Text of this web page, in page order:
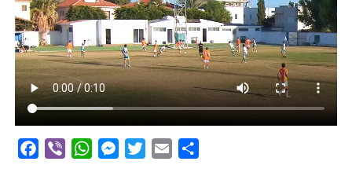
Facebook
Viber WhatsAppMessengerTwitterEmail